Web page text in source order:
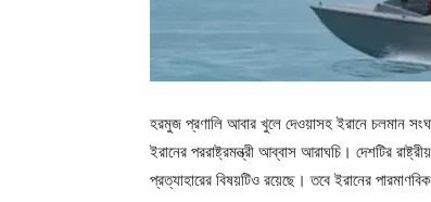
হরমুজ প্রণালি আবার খুলে দেওয়াসহ ইরানে চলমান
ইরানের পররাষ্ট্রমন্ত্রী আব্বাস আরাঘচি। দেশটির
প্রত্যাহারের বিষয়টিও রয়েছে। তবে ইরানের